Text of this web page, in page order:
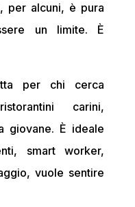
per alcuni, è pura
un limite. È
per chi cerca
carini,
giovane. È ideale
smart worker,
vuole sentire